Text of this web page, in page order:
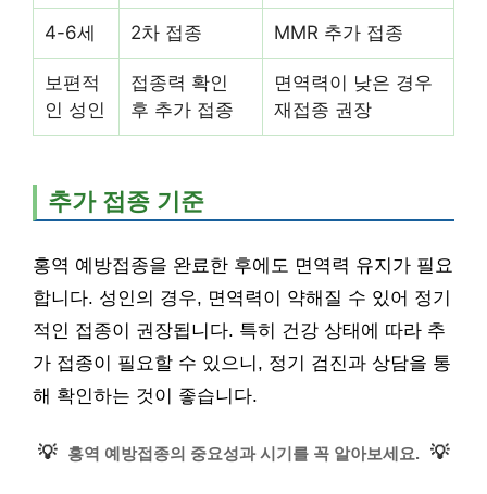
4-6세 2차 접종 MMR 추가 접종
보편적
인 성인
접종력 확인
후 추가 접종
면역력이 낮은 경우
재접종 권장
추가 접종 기준
홍역 예방접종을 완료한 후에도 면역력 유지가 필요
합니다. 성인의 경우, 면역력이 약해질 수 있어 정기
적인 접종이 권장됩니다. 특히 건강 상태에 따라 추
가 접종이 필요할 수 있으니, 정기 검진과 상담을 통
해 확인하는 것이 좋습니다.
💡 홍역 예방접종의 중요성과 시기를 꼭 알아보세요. 💡